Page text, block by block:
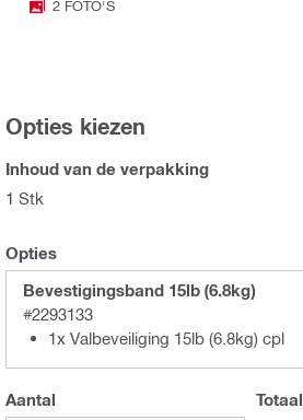
2 FOTO'S
Opties kiezen
Inhoud van de verpakking
1 Stk
Opties
Bevestigingsband 15lb (6.8kg)
#2293133
1x Valbeveiliging 15lb (6.8kg) cpl
Aantal Totaal